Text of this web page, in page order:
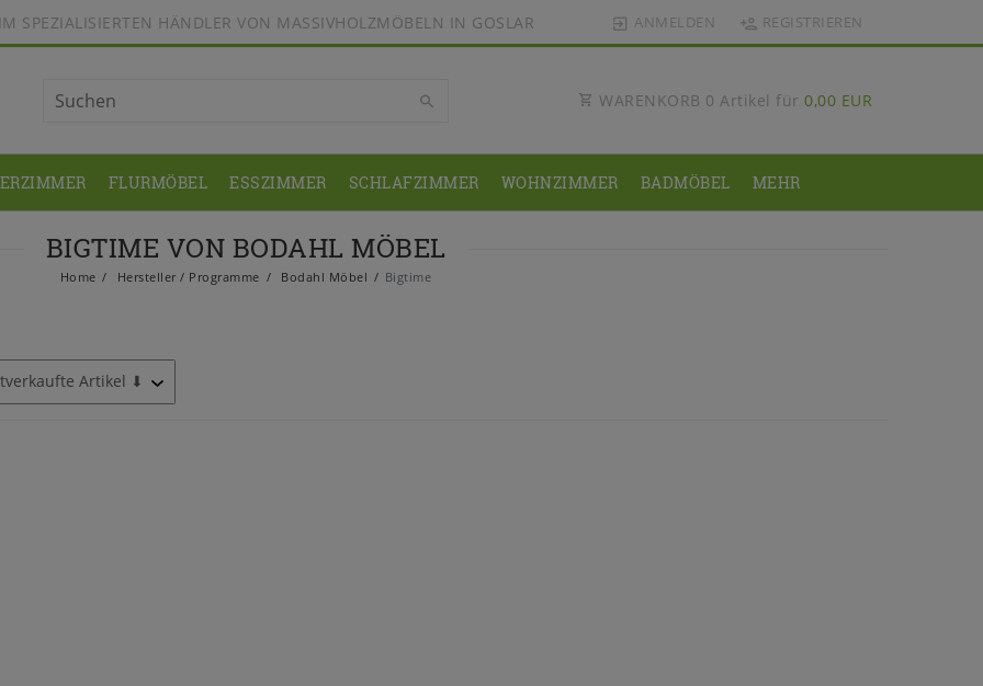
SPEZIALISIERTEN HÄNDLER VON MASSIVHOLZMÖBELN IN GOSLAR ANMELDEN REGISTRIEREN
WARENKORB 0 Artikel für 0,00 EUR
FLURMÖBEL ESSZIMMER SCHLAFZIMMER WOHNZIMMER BADMÖBEL MEHR
BIGTIME VON BODAHL MÖBEL
Home Hersteller / Programme Bodahl Möbel Bigtime